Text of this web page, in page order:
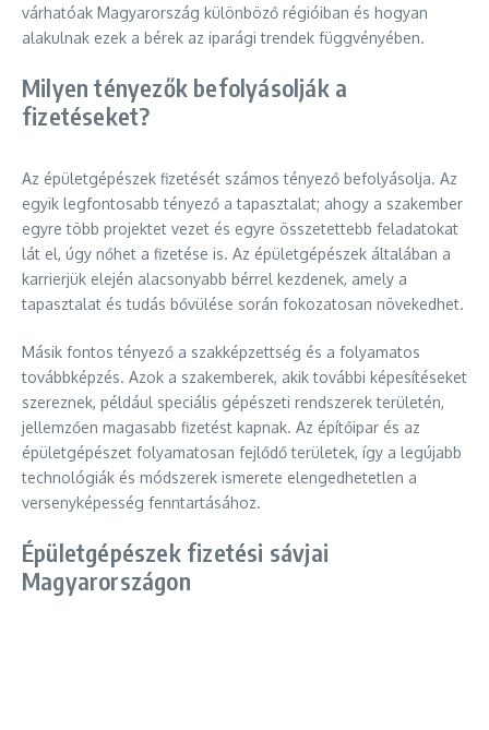
várhatóak Magyarország különböző régióiban és hogyan
alakulnak ezek a bérek az iparági trendek függvényében.
Milyen tényezők befolyásolják a
fizetéseket?
Az épületgépészek fizetését számos tényező befolyásolja. Az
egyik legfontosabb tényező a tapasztalat; ahogy a szakember
egyre több projektet vezet és egyre összetettebb feladatokat
lát el, úgy nőhet a fizetése is. Az épületgépészek általában a
karrierjük elején alacsonyabb bérrel kezdenek, amely a
tapasztalat és tudás bővülése során fokozatosan növekedhet.
Másik fontos tényező a szakképzettség és a folyamatos
továbbképzés. Azok a szakemberek, akik további képesítéseket
szereznek, például speciális gépészeti rendszerek területén,
jellemzően magasabb fizetést kapnak. Az építőipar és az
épületgépészet folyamatosan fejlődő területek, így a legújabb
technológiák és módszerek ismerete elengedhetetlen a
versenyképesség fenntartásához.
Épületgépészek fizetési sávjai
Magyarországon